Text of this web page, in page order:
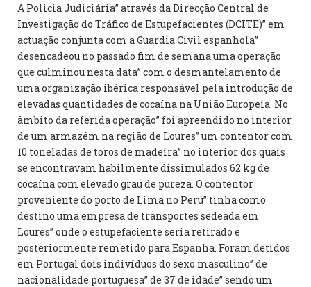
A Policia Judiciária” através da Direcção Central de
Investigação do Tráfico de Estupefacientes (DCITE)” em
actuação conjunta com a Guardia Civil espanhola”
desencadeou no passado fim de semana uma operação
que culminou nesta data” com o desmantelamento de
uma organização ibérica responsável pela introdução de
elevadas quantidades de cocaína na União Europeia. No
âmbito da referida operação” foi apreendido no interior
de um armazém na região de Loures” um contentor com
10 toneladas de toros de madeira” no interior dos quais
se encontravam habilmente dissimulados 62 kg de
cocaína com elevado grau de pureza. O contentor
proveniente do porto de Lima no Perú” tinha como
destino uma empresa de transportes sedeada em
Loures” onde o estupefaciente seria retirado e
posteriormente remetido para Espanha. Foram detidos
em Portugal dois indivíduos do sexo masculino” de
nacionalidade portuguesa” de 37 de idade” sendo um